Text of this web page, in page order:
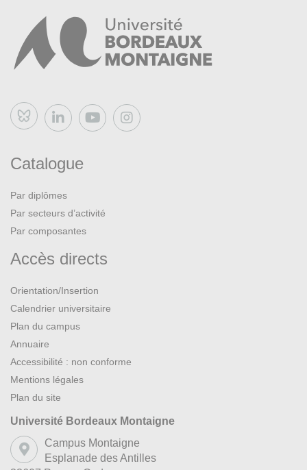
Bluesky
Catalogue
Par diplômes
Par secteurs d’activité
Par composantes
Accès directs
Orientation/Insertion
Calendrier universitaire
Plan du campus
Annuaire
Accessibilité : non conforme
Mentions légales
Plan du site
Université Bordeaux Montaigne
Campus Montaigne
Esplanade des Antilles